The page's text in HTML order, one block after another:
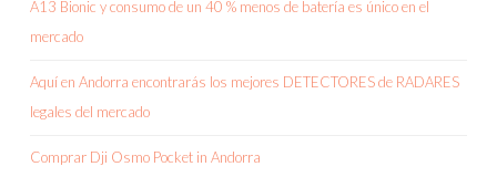
A13 Bionic y consumo de un 40 % menos de batería es único en el
mercado
Aquí en Andorra encontrarás los mejores DETECTORES de RADARES
legales del mercado
Comprar Dji Osmo Pocket in Andorra